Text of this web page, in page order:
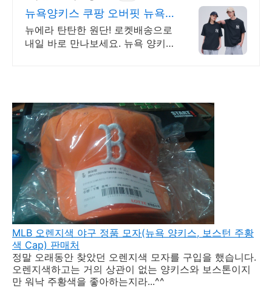
뉴욕양키스 쿠팡 오버핏 뉴욕
양키스
뉴에라 탄탄한 원단! 로켓배송으로
내일 바로 만나보세요. 뉴욕 양키
MLB 오렌지색 야구 정품 모자(뉴욕 양키스, 보스턴 주황
색 Cap) 판매처
정말 오래동안 찾았던 오렌지색 모자를 구입을 했습니다.
오렌지색하고는 거의 상관이 없는 양키스와 보스톤이지
만 워낙 주황색을 좋아하는지라...^^